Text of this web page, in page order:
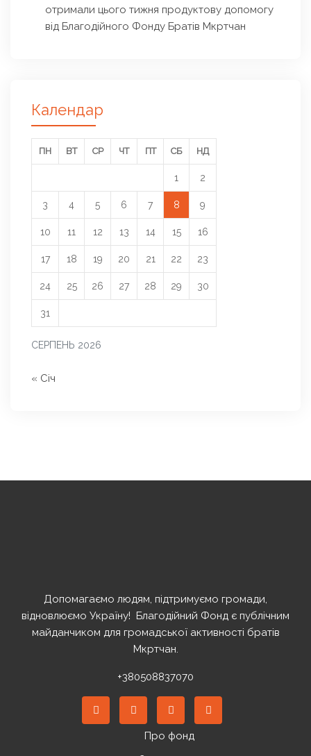
отримали цього тижня продуктову допомогу
від Благодійного Фонду Братів Мкртчан
Календар
СЕРПЕНЬ 2026
ПН ВТ СР ЧТ ПТ СБ НД
1 2
3 4 5 6 7 8 9
10 11 12 13 14 15 16
17 18 19 20 21 22 23
24 25 26 27 28 29 30
31
« Січ
Допомагаємо людям, підтримуємо громади,
відновлюємо Україну! ️ Благодійний Фонд є публічним
майданчиком для громадської активності братів
Мкртчан.
+380508837070
Про фонд